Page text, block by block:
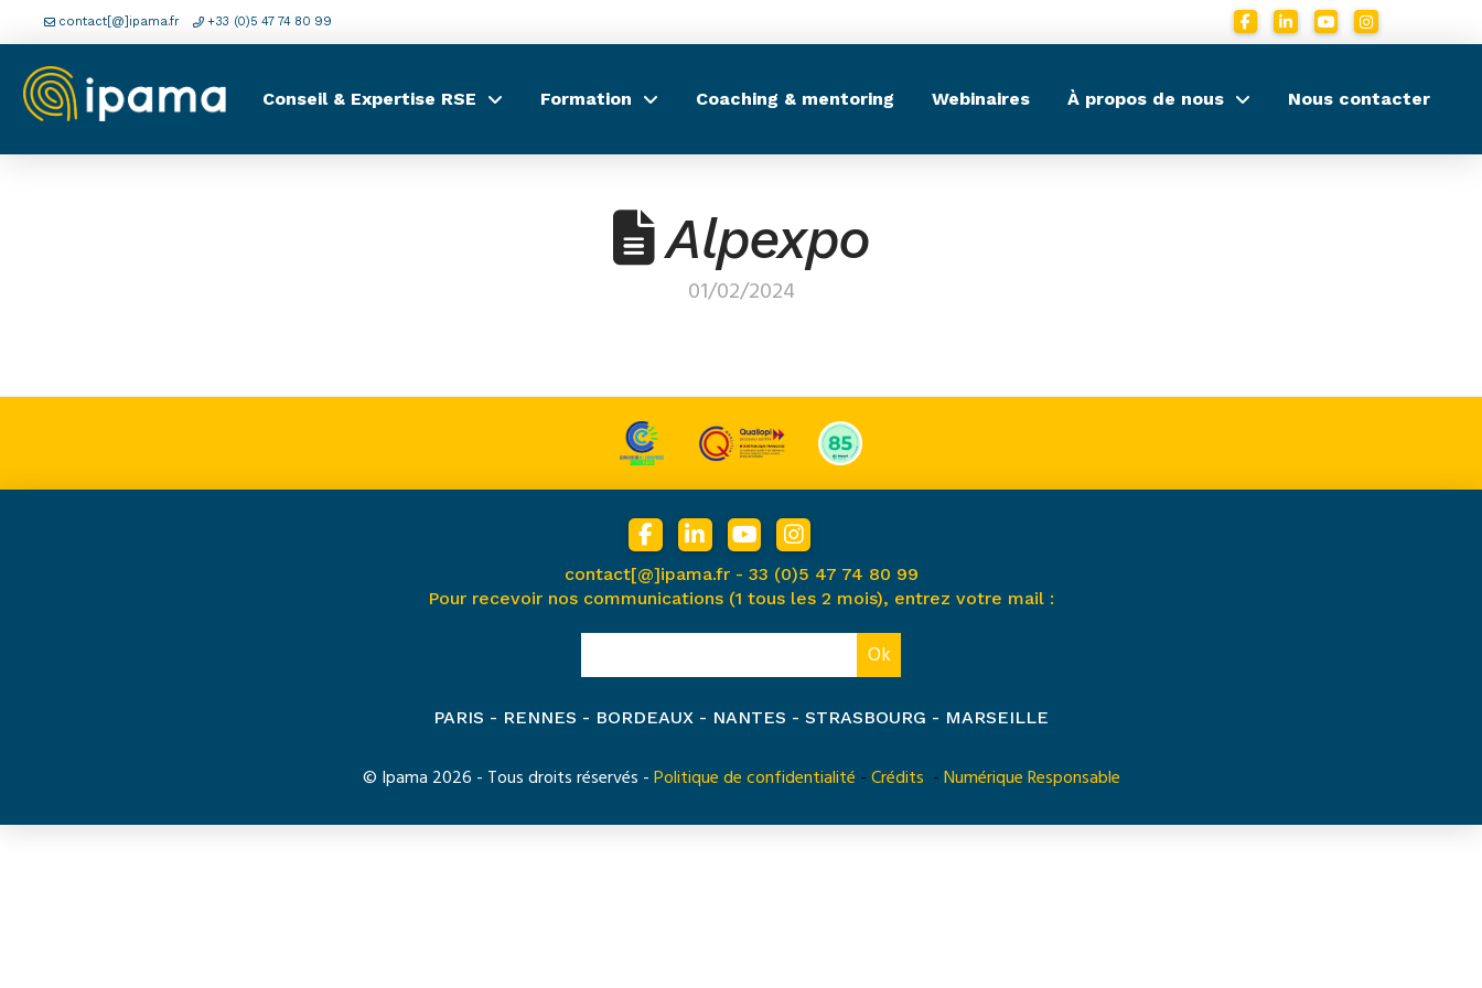
contact[@]ipama.fr +33 (0)5 47 74 80 99
Conseil & Expertise RSE Formation Coaching & mentoring Webinaires À propos de nous Nous contacter
Alpexpo
01/02/2024
contact[@]ipama.fr - 33 (0)5 47 74 80 99
Pour recevoir nos communications (1 tous les 2 mois), entrez votre mail :
PARIS - RENNES - BORDEAUX - NANTES - STRASBOURG - MARSEILLE
© Ipama 2026 - Tous droits réservés - Politique de confidentialité - Crédits - Numérique Responsable